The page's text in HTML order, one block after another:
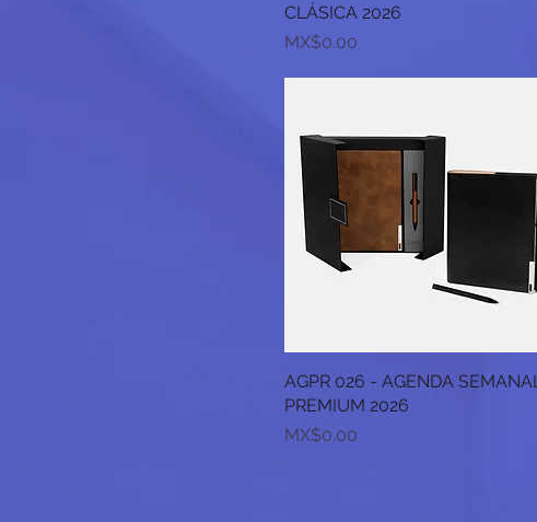
CLÁSICA 2026
Price
MX$0.00
AGPR 026 - AGENDA SEMANAL
PREMIUM 2026
Price
MX$0.00